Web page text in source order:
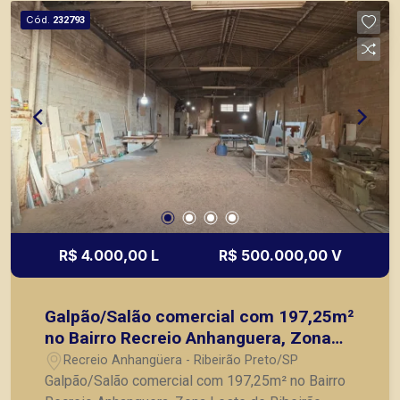
principais lançamentos da cidade de Ribeirão
Preto.
Cód. 232793
R$ 4.000,00 L R$ 500.000,00 V
Galpão/Salão comercial com 197,25m²
no Bairro Recreio Anhanguera, Zona
Leste de Ribeirão Preto/SP:
Recreio Anhangüera - Ribeirão Preto/SP
Galpão/Salão comercial com 197,25m² no Bairro